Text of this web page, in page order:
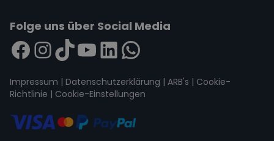
Folge uns über Social Media
Impressum | Datenschutzerklärung | ARB's | Cookie-
Richtlinie | Cookie-Einstellungen